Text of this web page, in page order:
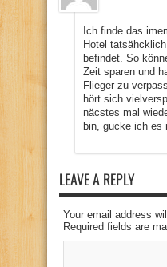
Ich finde das
Hotel
befindet. So
Zeit sparen und
Flieger zu
hört sich
näcstes mal
bin, gucke ich es
LEAVE A REPLY
Your email address
Required fields are